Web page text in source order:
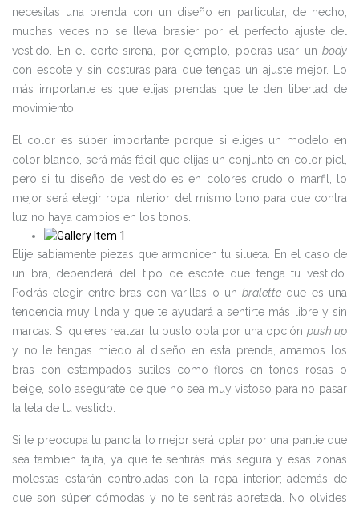
necesitas una prenda con un diseño en particular, de hecho,
muchas veces no se lleva brasier por el perfecto ajuste del
vestido. En el corte sirena, por ejemplo, podrás usar un body
con escote y sin costuras para que tengas un ajuste mejor. Lo
más importante es que elijas prendas que te den libertad de
movimiento.
El color es súper importante porque si eliges un modelo en
color blanco, será más fácil que elijas un conjunto en color piel,
pero si tu diseño de vestido es en colores crudo o marfil, lo
mejor será elegir ropa interior del mismo tono para que contra
luz no haya cambios en los tonos.
Elije sabiamente piezas que armonicen tu silueta. En el caso de
un bra, dependerá del tipo de escote que tenga tu vestido.
Podrás elegir entre bras con varillas o unbralette que es una
tendencia muy linda y que te ayudará a sentirte más libre y sin
marcas. Si quieres realzar tu busto opta por una opción push up
y no le tengas miedo al diseño en esta prenda, amamos los
bras con estampados sutiles como flores en tonos rosas o
beige, solo asegúrate de que no sea muy vistoso para no pasar
la tela de tu vestido.
Si te preocupa tu pancita lo mejor será optar por una pantie que
sea también fajita, ya que te sentirás más segura y esas zonas
molestas estarán controladas con la ropa interior; además de
que son súper cómodas y no te sentirás apretada. No olvides